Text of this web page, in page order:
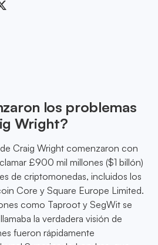
los problemas
Wright?
Craig Wright comenzaron con
£900 mil millones ($1 billón)
de criptomonedas, incluidos los
Core y Square Europe Limited.
como Taproot y SegWit se
la verdadera visión de
fueron rápidamente